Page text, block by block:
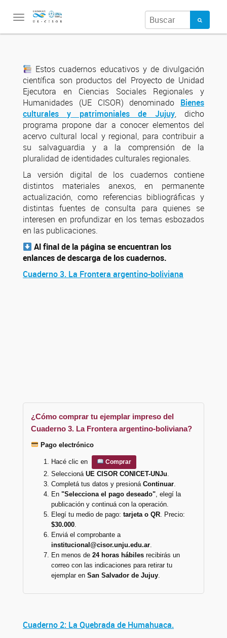
Toggle
Estos cuadernos educativos y de divulgación
científica son productos del Proyecto de Unidad
Ejecutora en Ciencias Sociales Regionales y
Humanidades (UE CISOR) denominado Bienes
culturales y patrimoniales de Jujuy, dicho
programa propone dar a conocer elementos del
acervo cultural local y regional, para contribuir a
su salvaguardia y a la comprensión de la
pluralidad de identidades culturales regionales.
La versión digital de los cuadernos contiene
distintos materiales anexos, en permanente
actualización, como referencias bibliográficas y
distintas fuentes de consulta para quienes se
interesen en profundizar en los temas esbozados
en las publicaciones.
Al final de la página se encuentran los
enlances de descarga de los cuadernos.
Cuaderno 3. La Frontera argentino-boliviana
¿Cómo comprar tu ejemplar impreso del
Cuaderno 3. La Frontera argentino-boliviana?
Pago electrónico
Hacé clic en Comprar
Seleccioná UE CISOR CONICET-UNJu.
Completá tus datos y presioná Continuar.
En "Selecciona el pago deseado", elegí la
publicación y continuá con la operación.
Elegí tu medio de pago: tarjeta o QR. Precio:
$30.000.
Enviá el comprobante a
institucional@cisor.unju.edu.ar.
En menos de 24 horas hábiles recibirás un
correo con las indicaciones para retirar tu
ejemplar en San Salvador de Jujuy.
Cuaderno 2: La Quebrada de Humahuaca.